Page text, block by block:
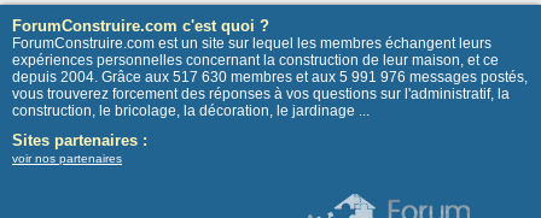
ForumConstruire.com c'est quoi ?
ForumConstruire.com est un site sur lequel les membres échangent leurs
expériences personnelles concernant la construction de leur maison, et ce
depuis 2004. Grâce aux 517 630 membres et aux 5 991 976 messages postés,
vous trouverez forcement des réponses à vos questions sur l'administratif, la
construction, le bricolage, la décoration, le jardinage ...
Sites partenaires :
voir nos partenaires